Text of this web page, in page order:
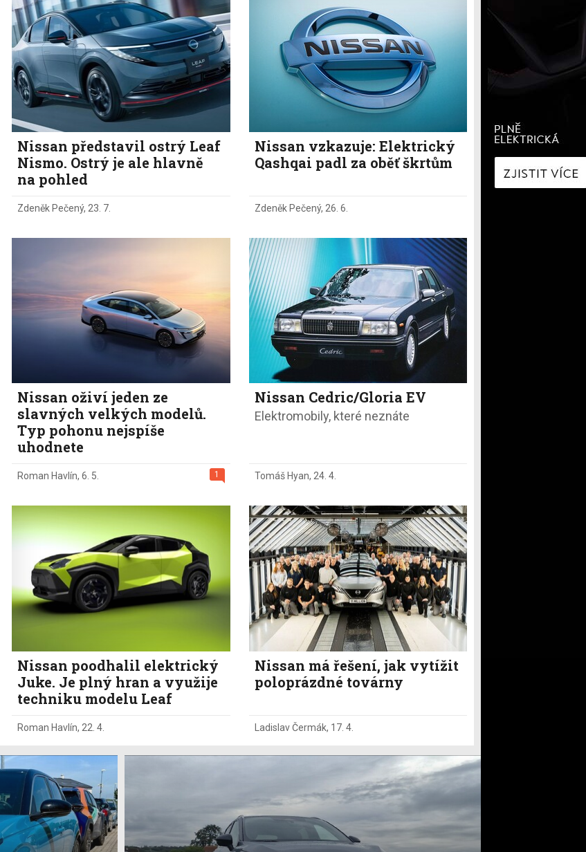
Eco-Rally
Ostatní
Autonomní řízení
Carsharing
Systémy a technologie
Veřejná doprava
Nabíjení a nabíjecí
stanice
Redakční články
Ostatní
Zaostřeno na spotřebu
fNews
Nabíjíme elektromobil
Technologie v autech
Historie elektromobilů
Nissan představil ostrý Leaf
Nismo. Ostrý je ale hlavně
na pohled
Zdeněk Pečený,23. 7.
Nissan vzkazuje: Elektrický
Qashqai padl za oběť škrtům
Zdeněk Pečený, 26. 6.
Nissan oživí jeden ze
slavných velkých modelů.
Typ pohonu nejspíše
uhodnete
1
Roman Havlín,6. 5.
Nissan Cedric/Gloria EV
Elektromobily, které neznáte
Tomáš Hyan, 24. 4.
Nissan poodhalil elektrický
Juke. Je plný hran a využije
techniku modelu Leaf
Roman Havlín, 22. 4.
Nissan má řešení, jak vytížit
poloprázdné továrny
Ladislav Čermák, 17. 4.